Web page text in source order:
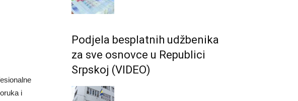
i
Podjela besplatnih udžbenika
za sve osnovce u Republici
Srpskoj (VIDEO)